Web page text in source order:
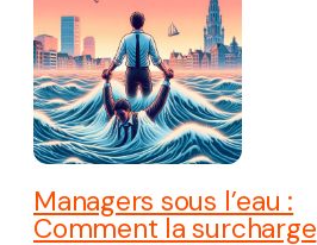
Managers sous l’eau :
Comment la surcharge